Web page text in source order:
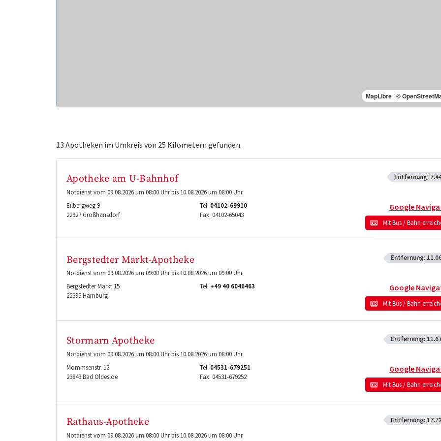
MapLibre | ©
13 Apotheken im Umkreis von 25 Kilometern gefunden.
Apotheke am U-Bahnhof Entfernung:
Notdienst vom 09.08.2026 um 08:00 Uhr bis 10.08.2026 um 08:00 Uhr.
Eilbergweg 9
22927Großhansdorf
Tel: 04102-69910
Fax: 04102-65043
Google
Mit Bus / Bahn
Bergstedter Markt-Apotheke Entfernung:
Notdienst vom 09.08.2026 um 09:00 Uhr bis 10.08.2026 um 09:00 Uhr.
Bergstedter Markt 15
22395Hamburg
Tel: +49 40 6046463 Google
Mit Bus / Bahn
Stormarn Apotheke Entfernung:
Notdienst vom 09.08.2026 um 08:00 Uhr bis 10.08.2026 um 08:00 Uhr.
Mommsenstr. 12
23843Bad Oldesloe
Tel: 04531-679251
Fax: 04531-679252
Google
Mit Bus / Bahn
Rathaus-Apotheke Entfernung:
Notdienst vom 09.08.2026 um 08:00 Uhr bis 10.08.2026 um 08:00 Uhr.